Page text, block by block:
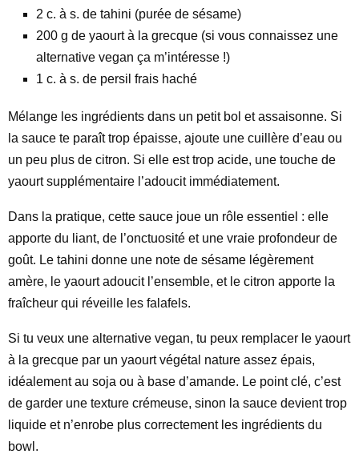
2 c. à s. de tahini (purée de sésame)
200 g de yaourt à la grecque (si vous connaissez une
alternative vegan ça m’intéresse !)
1 c. à s. de persil frais haché
Mélange les ingrédients dans un petit bol et assaisonne. Si
la sauce te paraît trop épaisse, ajoute une cuillère d’eau ou
un peu plus de citron. Si elle est trop acide, une touche de
yaourt supplémentaire l’adoucit immédiatement.
Dans la pratique, cette sauce joue un rôle essentiel : elle
apporte du liant, de l’onctuosité et une vraie profondeur de
goût. Le tahini donne une note de sésame légèrement
amère, le yaourt adoucit l’ensemble, et le citron apporte la
fraîcheur qui réveille les falafels.
Si tu veux une alternative vegan, tu peux remplacer le yaourt
à la grecque par un yaourt végétal nature assez épais,
idéalement au soja ou à base d’amande. Le point clé, c’est
de garder une texture crémeuse, sinon la sauce devient trop
liquide et n’enrobe plus correctement les ingrédients du
bowl.